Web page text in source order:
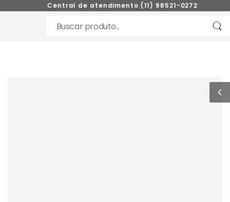
Central de atendimento (11) 98521-0272